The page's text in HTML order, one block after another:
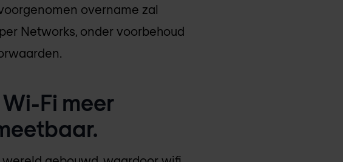
overname zal
Networks, onder voorbehoud
Fi meer